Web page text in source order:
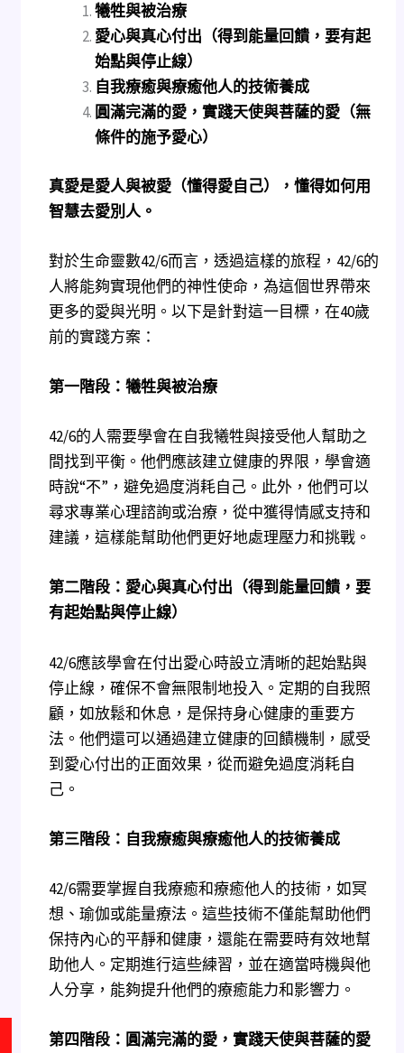
犧牲與被治療
愛心與真心付出（得到能量回饋，要有起
始點與停止線）
自我療癒與療癒他人的技術養成
圓滿完滿的愛，實踐天使與菩薩的愛（無
條件的施予愛心）
真愛是愛人與被愛（懂得愛自己），懂得如何用
智慧去愛別人。
對於生命靈數42/6而言，透過這樣的旅程，42/6的
人將能夠實現他們的神性使命，為這個世界帶來
更多的愛與光明。以下是針對這一目標，在40歲
前的實踐方案：
第一階段：犧牲與被治療
42/6的人需要學會在自我犧牲與接受他人幫助之
間找到平衡。他們應該建立健康的界限，學會適
時說“不”，避免過度消耗自己。此外，他們可以
尋求專業心理諮詢或治療，從中獲得情感支持和
建議，這樣能幫助他們更好地處理壓力和挑戰。
第二階段：愛心與真心付出（得到能量回饋，要
有起始點與停止線）
42/6應該學會在付出愛心時設立清晰的起始點與
停止線，確保不會無限制地投入。定期的自我照
顧，如放鬆和休息，是保持身心健康的重要方
法。他們還可以通過建立健康的回饋機制，感受
到愛心付出的正面效果，從而避免過度消耗自
己。
第三階段：自我療癒與療癒他人的技術養成
42/6需要掌握自我療癒和療癒他人的技術，如冥
想、瑜伽或能量療法。這些技術不僅能幫助他們
保持內心的平靜和健康，還能在需要時有效地幫
助他人。定期進行這些練習，並在適當時機與他
人分享，能夠提升他們的療癒能力和影響力。
第四階段：圓滿完滿的愛，實踐天使與菩薩的愛